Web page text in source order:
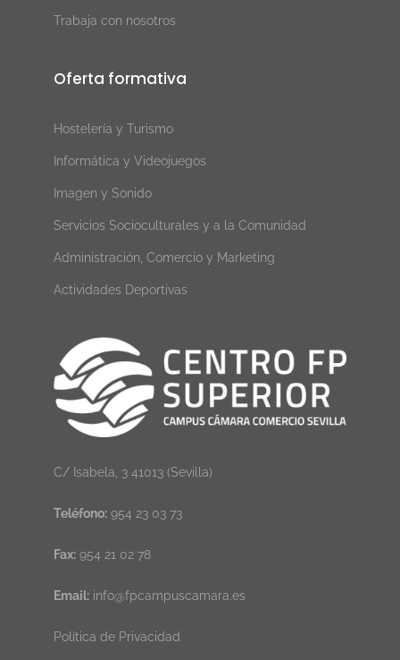
Trabaja con nosotros
Oferta formativa
Hostelería y Turismo
Informática y Videojuegos
Imagen y Sonido
Servicios Socioculturales y a la Comunidad
Administración, Comercio y Marketing
Actividades Deportivas
C/ Isabela, 3 41013 (Sevilla)
Teléfono:954 23 03 73
Fax:954 21 02 78
Email: info@fpcampuscamara.es
Política de Privacidad